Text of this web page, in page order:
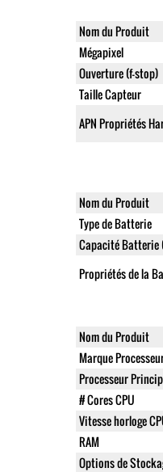
Nom du Produit
Mégapixel
Ouverture (f-stop)
Taille Capteur
APN Propriétés
Nom du Produit
Type de Batterie
Capacité Batterie
Propriétés de la
Nom du Produit
Marque
Processeur
# Cores CPU
Vitesse horloge
RAM
Options de